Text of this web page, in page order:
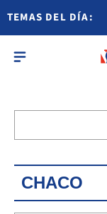
TEMAS DEL DÍA:
CHACO